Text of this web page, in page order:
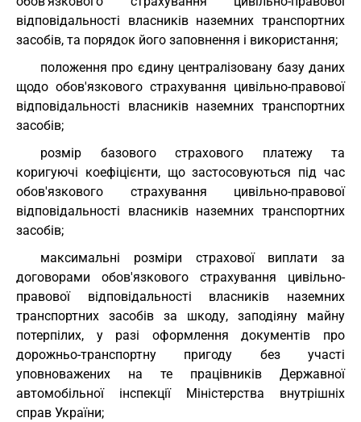
відповідальності власників наземних транспортних
засобів, та порядок його заповнення і використання;
положення про єдину централізовану базу даних
щодо обов'язкового страхування цивільно-правової
відповідальності власників наземних транспортних
засобів;
розмір базового страхового платежу та
коригуючі коефіцієнти, що застосовуються під час
обов'язкового страхування цивільно-правової
відповідальності власників наземних транспортних
засобів;
максимальні розміри страхової виплати за
договорами обов'язкового страхування цивільно-
правової відповідальності власників наземних
транспортних засобів за шкоду, заподіяну майну
потерпілих, у разі оформлення документів про
дорожньо-транспортну пригоду без участі
уповноважених на те працівників Державної
автомобільної інспекції Міністерства внутрішніх
справ України;